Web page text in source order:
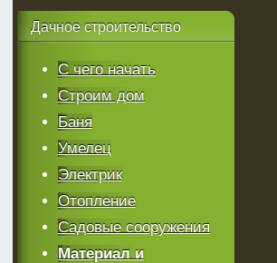
Дачноестроительство
С чего начать
Строим дом
Баня
Умелец
Электрик
Отопление
Садовые сооружения
Материал и